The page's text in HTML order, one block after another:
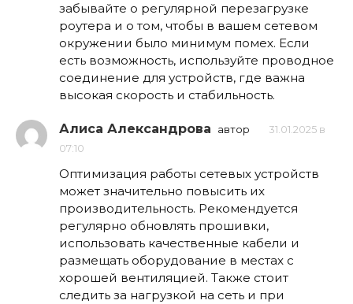
забывайте о регулярной перезагрузке
роутера и о том, чтобы в вашем сетевом
окружении было минимум помех. Если
есть возможность, используйте проводное
соединение для устройств, где важна
высокая скорость и стабильность.
Алиса Александрова автор
31.01.2025 в
07:10
Оптимизация работы сетевых устройств
может значительно повысить их
производительность. Рекомендуется
регулярно обновлять прошивки,
использовать качественные кабели и
размещать оборудование в местах с
хорошей вентиляцией. Также стоит
следить за нагрузкой на сеть и при